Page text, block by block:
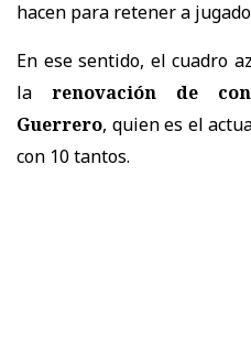
hacen para retener a
En ese sentido, el cuadro
la renovación de
Guerrero, quien es el
con 10 tantos.